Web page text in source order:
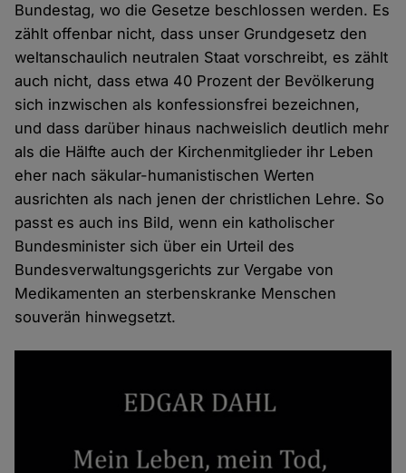
Bundestag, wo die Gesetze beschlossen werden. Es
zählt offenbar nicht, dass unser Grundgesetz den
weltanschaulich neutralen Staat vorschreibt, es zählt
auch nicht, dass etwa 40 Prozent der Bevölkerung
sich inzwischen als konfessionsfrei bezeichnen,
und dass darüber hinaus nachweislich deutlich mehr
als die Hälfte auch der Kirchenmitglieder ihr Leben
eher nach säkular-humanistischen Werten
ausrichten als nach jenen der christlichen Lehre. So
passt es auch ins Bild, wenn ein katholischer
Bundesminister sich über ein Urteil des
Bundesverwaltungsgerichts zur Vergabe von
Medikamenten an sterbenskranke Menschen
souverän hinwegsetzt.